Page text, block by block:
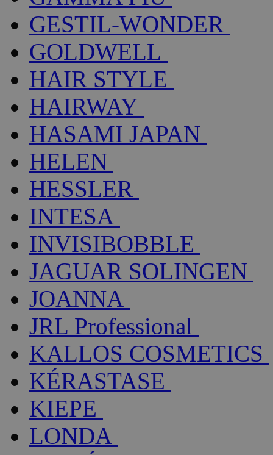
GESTIL-WONDER
GOLDWELL
HAIR STYLE
HAIRWAY
HASAMI JAPAN
HELEN
HESSLER
INTESA
INVISIBOBBLE
JAGUAR SOLINGEN
JOANNA
JRL Professional
KALLOS COSMETICS
KÉRASTASE
KIEPE
LONDA